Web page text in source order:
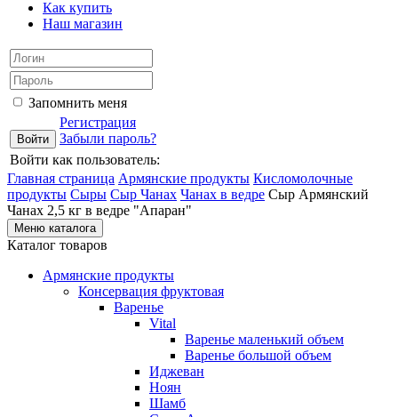
Как купить
Наш магазин
Запомнить меня
Регистрация
Забыли пароль?
Войти как пользователь:
Главная страница Армянские продукты Кисломолочные
продукты Сыры Сыр Чанах Чанах в ведре Сыр Армянский
Чанах 2,5 кг в ведре "Апаран"
Меню каталога
Каталог товаров
Армянские продукты
Консервация фруктовая
Варенье
Vital
Варенье маленький объем
Варенье большой объем
Иджеван
Ноян
Шамб